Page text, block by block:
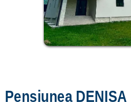
Pensiunea DENISA